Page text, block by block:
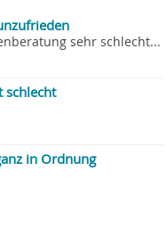
sehr schlecht...
schlecht
in Ordnung